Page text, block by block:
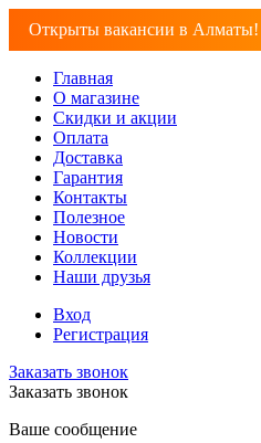
Открыты вакансии в Алматы!
Главная
О магазине
Скидки и акции
Оплата
Доставка
Гарантия
Контакты
Полезное
Новости
Коллекции
Наши друзья
Вход
Регистрация
Заказать звонок
Заказать звонок
Ваше сообщение